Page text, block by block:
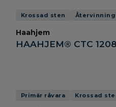
Krossad sten Återvinning
Haahjem
HAAHJEM® CTC
Primär råvara Krossad